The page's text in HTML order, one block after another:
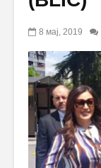
8 мај, 2019